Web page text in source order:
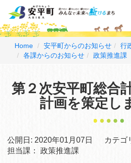
Home 安平町からのお知らせ
行
各課からのお知らせ
政策推進課
第２次安平町総合
計画を策定し
公開日: 2020年01月07日 カテゴ
担当課：
政策推進課